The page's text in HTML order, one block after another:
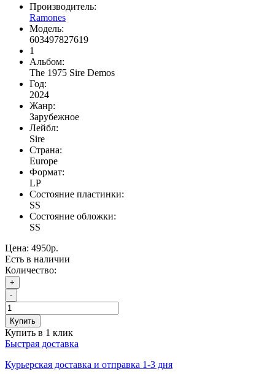
Производитель:
Ramones
Модель:
603497827619
1
Альбом:
The 1975 Sire Demos
Год:
2024
Жанр:
Зарубежное
Лейбл:
Sire
Страна:
Europe
Формат:
LP
Состояние пластинки:
SS
Состояние обложки:
SS
Цена: 4950р.
Есть в наличии
Количество:
+
-
Купить
Купить в 1 клик
Быстрая доставка
Курьерская доставка и отправка 1-3 дня